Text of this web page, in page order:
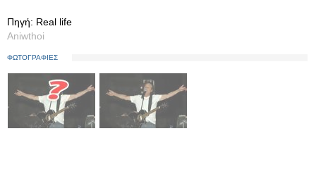
Πηγή: Real life
Aniwthoi
ΦΩΤΟΓΡΑΦΙΕΣ